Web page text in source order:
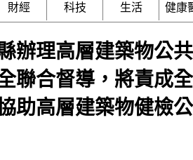
財經 科技 生活 健康
辦理高層建築物公共
聯合督導，將責成全
助高層建築物健檢公